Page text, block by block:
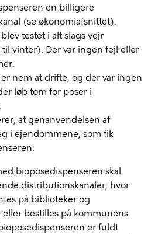
en billigere
(se økonomiafsnittet).
testet i alt slags vejr
vinter). Der var ingen fejl eller
nem at drifte, og der var ingen
løb tom for poser i
at genanvendelsen af
i ejendommene, som fik
bioposedispenseren skal
distributionskanaler, hvor
på biblioteker og
bestilles på kommunens
er fuldt